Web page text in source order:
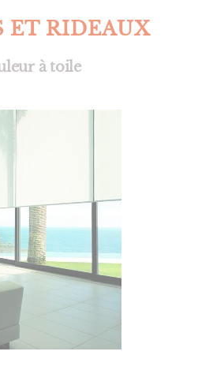
ET RIDEAUX
à toile